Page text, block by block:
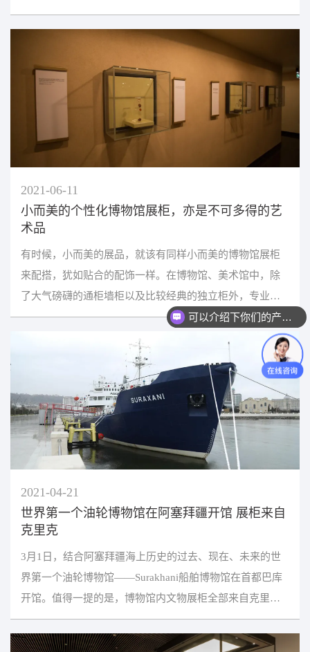
制任务。中国大运河是世界上规模最大、通航里程最长、
2021-06-11
小而美的个性化博物馆展柜，亦是不可多得的艺
术品
有时候，小而美的展品，就该有同样小而美的博物馆展柜
来配搭，犹如贴合的配饰一样。在博物馆、美术馆中，除
了大气磅礴的通柜墙柜以及比较经典的独立柜外，专业展
柜设计工程师们还会巧妙地根据需要，配合博物馆展厅布...
2021-04-21
世界第一个油轮博物馆在阿塞拜疆开馆 展柜来自
克里克
3月1日，结合阿塞拜疆海上历史的过去、现在、未来的世
界第一个油轮博物馆——Surakhani船舶博物馆在首都巴库
开馆。值得一提的是，博物馆内文物展柜全部来自克里
克。希望成为欧亚大陆区域交通枢纽的阿塞拜疆是“一带...
可以介绍下你们的产品么？